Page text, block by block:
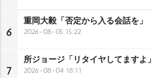
6
重岡大毅「否定から入る会話を」
2026-08-05 15:22
7
所ジョージ「リタイヤしてますよ」
2026-08-04 18:11